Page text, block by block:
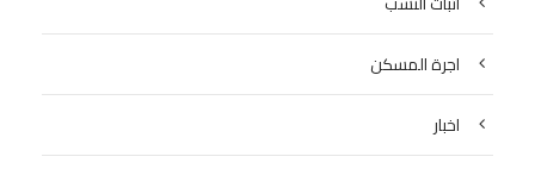
اجرة المسكن
اخبار